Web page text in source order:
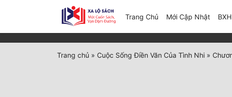
Trang Chủ Mới Cập Nhật BXH
Trang chủ » Cuộc Sống Điền Văn Của Tình Nhi »